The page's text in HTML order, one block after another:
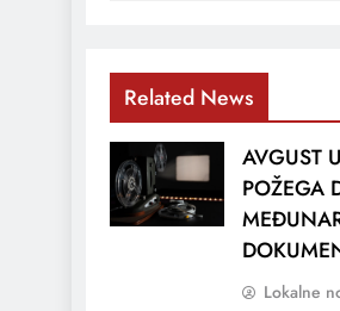
Related News
AVGUST
POŽEGA
Lokalne